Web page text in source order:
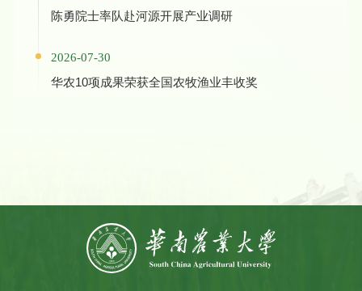
陈勇院士率队赴河源开展产业调研
2026-07-30
华农10项成果荣获全国农牧渔业丰收奖